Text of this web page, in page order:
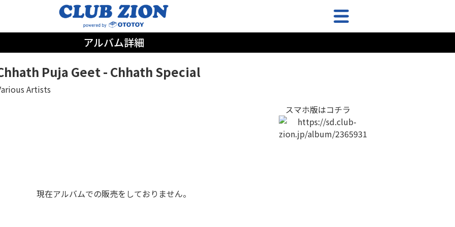
アルバム詳細
Puja Geet - Chhath Special
Artists
スマホ版はコチラ
現在アルバムでの販売をしておりません。